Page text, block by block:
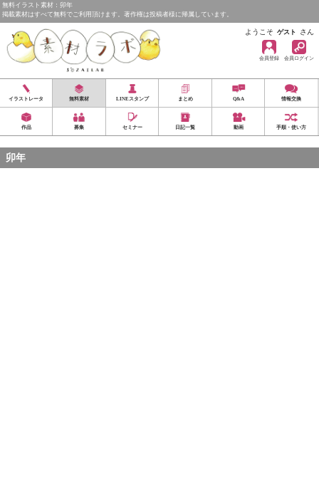
無料イラスト素材：卯年
掲載素材はすべて無料でご利用頂けます。著作権は投稿者様に帰属しています。
ようこそ ゲスト さん
会員登録 会員ログイン
イラストレータ 無料素材 LINEスタンプ まとめ Q&A 情報交換
作品 募集 セミナー 日記一覧 動画 手順・使い方
卯年